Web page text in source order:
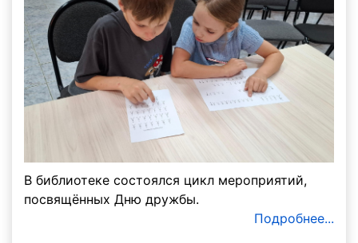
В библиотеке состоялся цикл мероприятий,
посвящённых Дню дружбы.
Подробнее...